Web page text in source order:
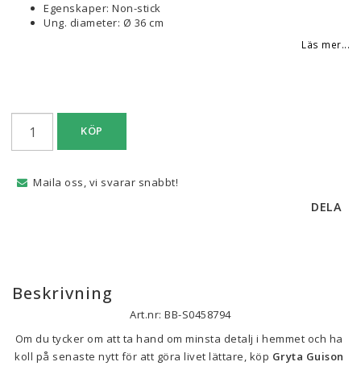
Egenskaper: Non-stick
Ung. diameter: Ø 36 cm
Läs mer...
KÖP
Maila oss, vi svarar snabbt!
DELA
Beskrivning
Art.nr: BB-S0458794
Om du tycker om att ta hand om minsta detalj i hemmet och ha
koll på senaste nytt för att göra livet lättare, köp Gryta Guison